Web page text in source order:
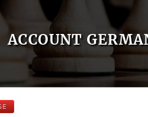
ACCOUNT